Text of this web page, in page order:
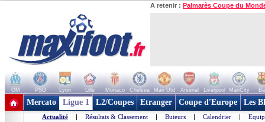
A retenir : Palmarès Coupe du
OM PSG Lyon Lille Monaco Chelsea Man Utd Arsenal Liverpool ManCity
+ de clubs
Mercato Ligue 1 L2/Coupes Etranger Coupe d'Europe Les
Actualité | Résultats & Classement | Buteurs | Calendrier |